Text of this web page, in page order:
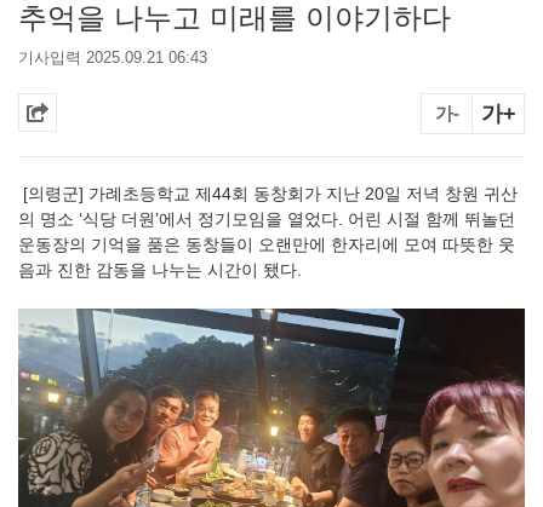
추억을 나누고 미래를 이야기하다
기사입력 2025.09.21 06:43
가- 가+
[의령군] 가례초등학교 제44회 동창회가 지난 20일 저녁 창원 귀산
의 명소 ‘식당 더원’에서 정기모임을 열었다. 어린 시절 함께 뛰놀던
운동장의 기억을 품은 동창들이 오랜만에 한자리에 모여 따뜻한 웃
음과 진한 감동을 나누는 시간이 됐다.